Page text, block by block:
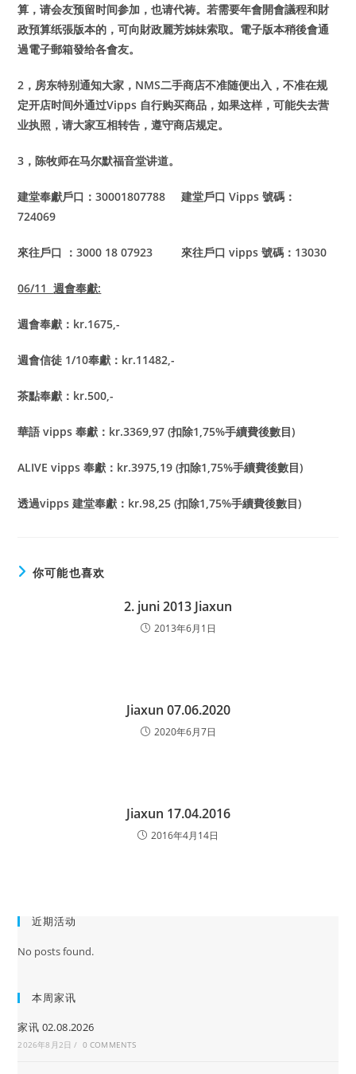
算，请会友预留时间参加，也请代祷。若需要年會開會議程和財
政預算纸張版本的，可向財政麗芳姊妹索取。電子版本稍後會通
過電子郵箱發给各會友。
2 ，房东特别通知大家，NMS二手商店不准随便出入，不准在规
定开店时间外通过Vipps 自行购买商品，如果这样，可能失去营
业执照，请大家互相转告，遵守商店规定。
3 ，陈牧师在马尔默福音堂讲道。
建堂奉獻戶口：30001807788 建堂戶口 Vipps 號碼：
724069
來往戶口 ：3000 18 07923 來往戶口 vipps 號碼：13030
06/11週會奉獻:
週會奉獻：kr.1675,-
週會信徒 1/10奉獻：kr.11482,-
茶點奉獻：kr.500,-
華語 vipps 奉獻：kr.3369,97 (扣除1,75%手續費後數目)
ALIVE vipps奉獻：kr.3975,19 (扣除1,75%手續費後數目)
透過vipps 建堂奉獻：kr.98,25 (扣除1,75%手續費後數目)
你可能也喜欢
2. juni 2013 Jiaxun
2013年6月1日
Jiaxun 07.06.2020
2020年6月7日
Jiaxun 17.04.2016
2016年4月14日
近期活动
No posts found.
本周家讯
家讯 02.08.2026
2026年8月2日 / 0 COMMENTS